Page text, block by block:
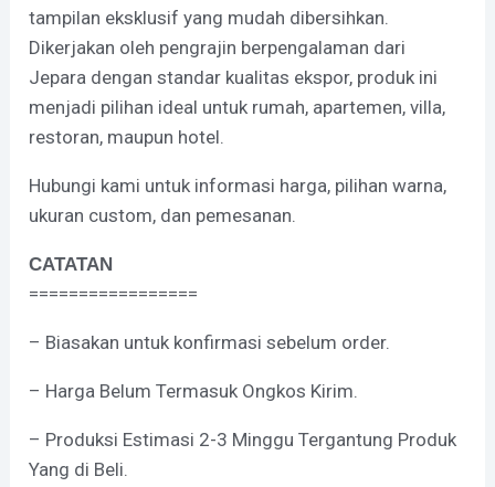
tampilan eksklusif yang mudah dibersihkan.
Dikerjakan oleh pengrajin berpengalaman dari
Jepara dengan standar kualitas ekspor, produk ini
menjadi pilihan ideal untuk rumah, apartemen, villa,
restoran, maupun hotel.
Hubungi kami untuk informasi harga, pilihan warna,
ukuran custom, dan pemesanan.
CATATAN
=================
– Biasakan untuk konfirmasi sebelum order.
– Harga Belum Termasuk Ongkos Kirim.
– Produksi Estimasi 2-3 Minggu Tergantung Produk
Yang di Beli.